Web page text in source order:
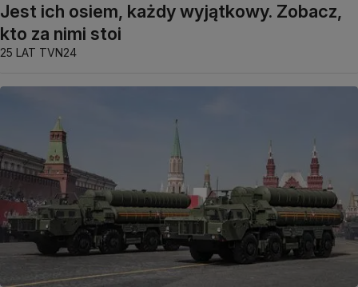
Jest ich osiem, każdy wyjątkowy. Zobacz,
kto za nimi stoi
25 LAT TVN24